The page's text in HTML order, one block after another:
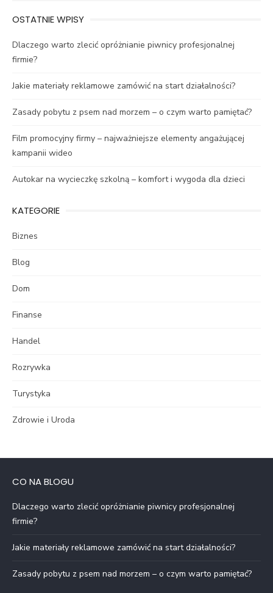
OSTATNIE WPISY
Dlaczego warto zlecić opróżnianie piwnicy profesjonalnej
firmie?
Jakie materiały reklamowe zamówić na start działalności?
Zasady pobytu z psem nad morzem – o czym warto pamiętać?
Film promocyjny firmy – najważniejsze elementy angażującej
kampanii wideo
Autokar na wycieczkę szkolną – komfort i wygoda dla dzieci
KATEGORIE
Biznes
Blog
Dom
Finanse
Handel
Rozrywka
Turystyka
Zdrowie i Uroda
CO NA BLOGU
Dlaczego warto zlecić opróżnianie piwnicy profesjonalnej
firmie?
Jakie materiały reklamowe zamówić na start działalności?
Zasady pobytu z psem nad morzem – o czym warto pamiętać?